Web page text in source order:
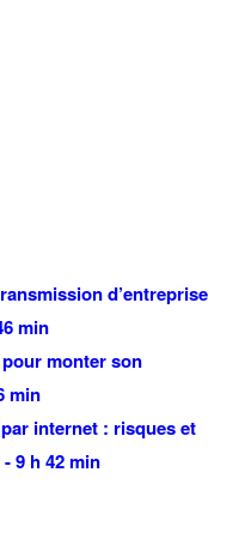
d’entreprise
min
monter son
min
internet : risques et
9 h 42 min